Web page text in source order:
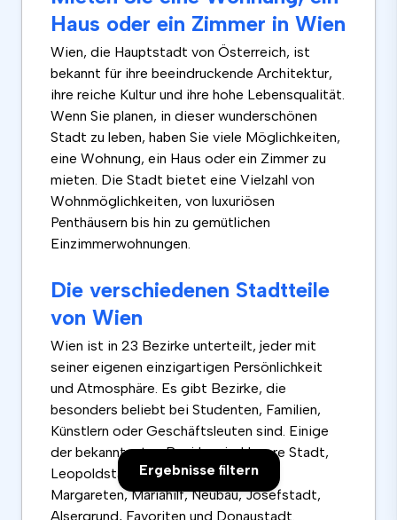
Ergebnisse filtern
Haus oder ein Zimmer in Wien
Wien, die Hauptstadt von Österreich, ist
bekannt für ihre beeindruckende Architektur,
ihre reiche Kultur und ihre hohe Lebensqualität.
Wenn Sie planen, in dieser wunderschönen
Stadt zu leben, haben Sie viele Möglichkeiten,
eine Wohnung, ein Haus oder ein Zimmer zu
mieten. Die Stadt bietet eine Vielzahl von
Wohnmöglichkeiten, von luxuriösen
Penthäusern bis hin zu gemütlichen
Einzimmerwohnungen.
Die verschiedenen Stadtteile
von Wien
Wien ist in 23 Bezirke unterteilt, jeder mit
seiner eigenen einzigartigen Persönlichkeit
und Atmosphäre. Es gibt Bezirke, die
besonders beliebt bei Studenten, Familien,
Künstlern oder Geschäftsleuten sind. Einige
der bekanntesten Bezirke sind Innere Stadt,
Leopoldstadt, Landstraße, Wieden,
Margareten, Mariahilf, Neubau, Josefstadt,
Alsergrund, Favoriten und Donaustadt.